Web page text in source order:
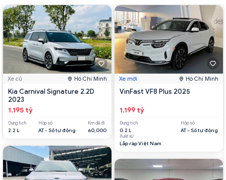
Xe cũ Hồ Chí Minh
Kia Carnival Signature 2.2D
2023
1.195 tỷ
Dung tích
2.2 L
Hộp số
AT - Số tự động
Km đã đi
60,000
Xe mới Hồ Chí Minh
VinFast VF8 Plus 2025
1.199 tỷ
Dung tích
0.2 L
Hộp số
AT - Số tự động
Xuất xứ
Lắp ráp Việt Nam